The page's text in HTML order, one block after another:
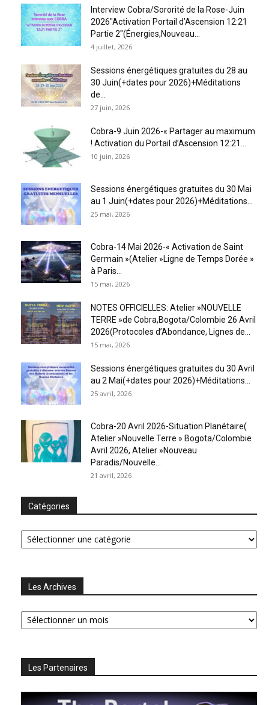
Interview Cobra/Sororité de la Rose-Juin
2026″Activation Portail d’Ascension 12:21
Partie 2″(Énergies,Nouveau...
4 juillet, 2026
Sessions énergétiques gratuites du 28 au
30 Juin(+dates pour 2026)+Méditations
de...
27 juin, 2026
Cobra-9 Juin 2026-« Partager au maximum
! Activation du Portail d’Ascension 12:21...
10 juin, 2026
Sessions énergétiques gratuites du 30 Mai
au 1 Juin(+dates pour 2026)+Méditations...
25 mai, 2026
Cobra-14 Mai 2026-« Activation de Saint
Germain »(Atelier »Ligne de Temps Dorée »
à Paris...
15 mai, 2026
NOTES OFFICIELLES: Atelier »NOUVELLE
TERRE »de Cobra,Bogota/Colombie 26 Avril
2026(Protocoles d’Abondance, Lignes de...
15 mai, 2026
Sessions énergétiques gratuites du 30 Avril
au 2 Mai(+dates pour 2026)+Méditations...
25 avril, 2026
Cobra-20 Avril 2026-Situation Planétaire(
Atelier »Nouvelle Terre » Bogota/Colombie
Avril 2026, Atelier »Nouveau
Paradis/Nouvelle...
21 avril, 2026
Catégories
Catégories
Les Archives
Les
Archives
Les Partenaires